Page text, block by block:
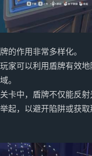
的作用非常多样化。
家可以利用盾牌有效
。
卡中，盾牌不仅能反
起，以避开陷阱或获